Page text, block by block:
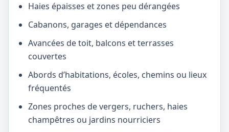
Haies épaisses et zones peu dérangées
Cabanons, garages et dépendances
Avancées de toit, balcons et terrasses
couvertes
Abords d’habitations, écoles, chemins ou lieux
fréquentés
Zones proches de vergers, ruchers, haies
champêtres ou jardins nourriciers